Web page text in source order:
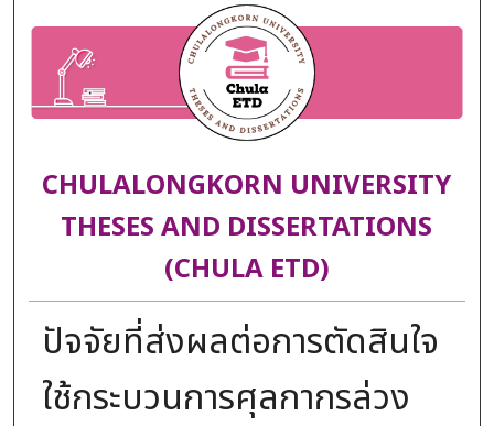
CHULALONGKORN UNIVERSITY
THESES AND DISSERTATIONS
(CHULA ETD)
ปัจจัยที่ส่งผลต่อการตัดสินใจ
ใช้กระบวนการศุลกากรล่วง